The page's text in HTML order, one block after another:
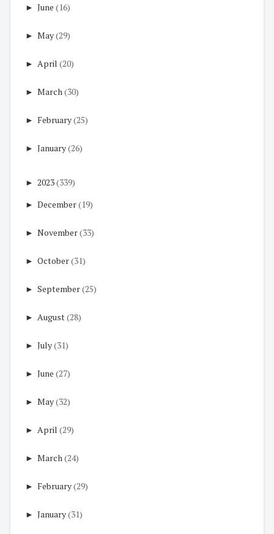
► June (16)
► May(29)
► April (20)
► March (30)
► February(25)
► January(26)
► 2023(339)
► December(19)
► November(33)
► October(31)
► September(25)
► August(28)
► July(31)
► June (27)
► May(32)
► April (29)
► March (24)
► February(29)
► January(31)